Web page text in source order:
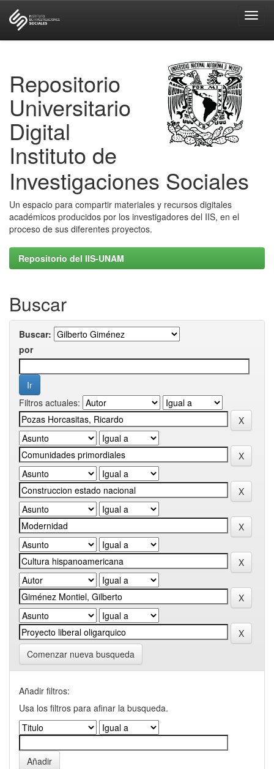
Repositorio
Universitario
Digital
Instituto de
Investigaciones Sociales
Un espacio para compartir materiales y recursos digitales
académicos producidos por los investigadores del IIS, en el
proceso de sus diferentes proyectos.
Repositorio del IIS-UNAM
Buscar
Buscar:
por
Filtros actuales:
Comenzar nueva busqueda
Añadir filtros:
Usa los filtros para afinar la busqueda.